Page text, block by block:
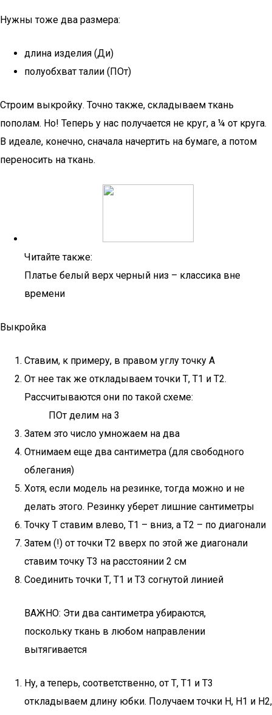
Нужны тоже два размера:
длина изделия (Ди)
полуобхват талии (ПОт)
Строим выкройку. Точно также, складываем ткань
пополам. Но! Теперь у нас получается не круг, а ¼ от круга.
В идеале, конечно, сначала начертить на бумаге, а потом
переносить на ткань.
Читайте также:
Платье белый верх черный низ – классика вне
времени
Выкройка
Ставим, к примеру, в правом углу точку А
От нее так же откладываем точки Т, Т1 и Т2.
Рассчитываются они по такой схеме:
ПОт делим на 3
Затем это число умножаем на два
Отнимаем еще два сантиметра (для свободного
облегания)
Хотя, если модель на резинке, тогда можно и не
делать этого. Резинку уберет лишние сантиметры
Точку Т ставим влево, Т1 – вниз, а Т2 – по диагонали
Затем (!) от точки Т2 вверх по этой же диагонали
ставим точку Т3 на расстоянии 2 см
Соединить точки Т, Т1 и Т3 согнутой линией
ВАЖНО: Эти два сантиметра убираются,
поскольку ткань в любом направлении
вытягивается
Ну, а теперь, соответственно, от Т, Т1 и Т3
откладываем длину юбки. Получаем точки Н, Н1 и Н2,